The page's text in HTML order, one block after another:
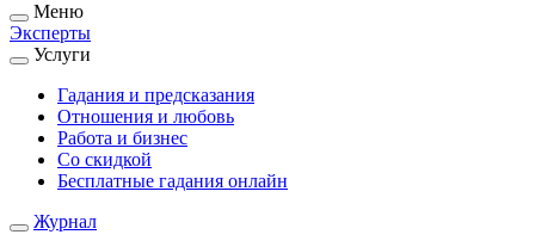
Меню
Эксперты
Услуги
Гадания и предсказания
Отношения и любовь
Работа и бизнес
Со скидкой
Бесплатные гадания онлайн
Журнал